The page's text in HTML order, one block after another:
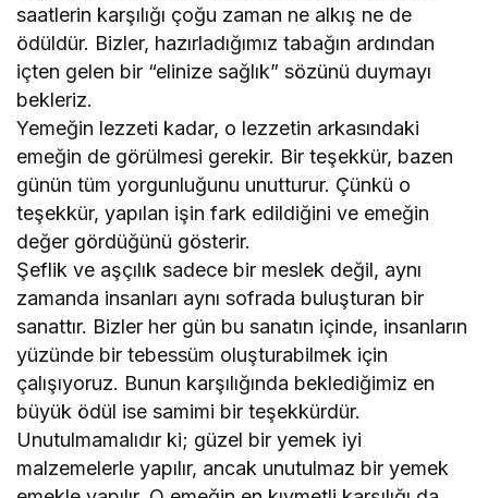
saatlerin karşılığı çoğu zaman ne alkış ne de
ödüldür. Bizler, hazırladığımız tabağın ardından
içten gelen bir “elinize sağlık” sözünü duymayı
bekleriz.
Yemeğin lezzeti kadar, o lezzetin arkasındaki
emeğin de görülmesi gerekir. Bir teşekkür, bazen
günün tüm yorgunluğunu unutturur. Çünkü o
teşekkür, yapılan işin fark edildiğini ve emeğin
değer gördüğünü gösterir.
Şeflik ve aşçılık sadece bir meslek değil, aynı
zamanda insanları aynı sofrada buluşturan bir
sanattır. Bizler her gün bu sanatın içinde, insanların
yüzünde bir tebessüm oluşturabilmek için
çalışıyoruz. Bunun karşılığında beklediğimiz en
büyük ödül ise samimi bir teşekkürdür.
Unutulmamalıdır ki; güzel bir yemek iyi
malzemelerle yapılır, ancak unutulmaz bir yemek